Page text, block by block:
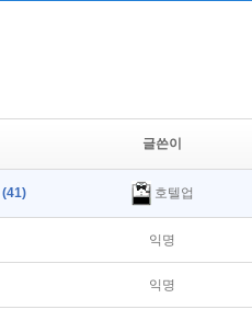
글쓴이
(41) 호텔업
익명
익명